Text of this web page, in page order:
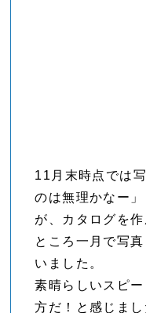
11月末時点では
のは無理かなー
が、カタログを
ところ一月で写
いました。
素晴らしいスピ
方だ！と感じま